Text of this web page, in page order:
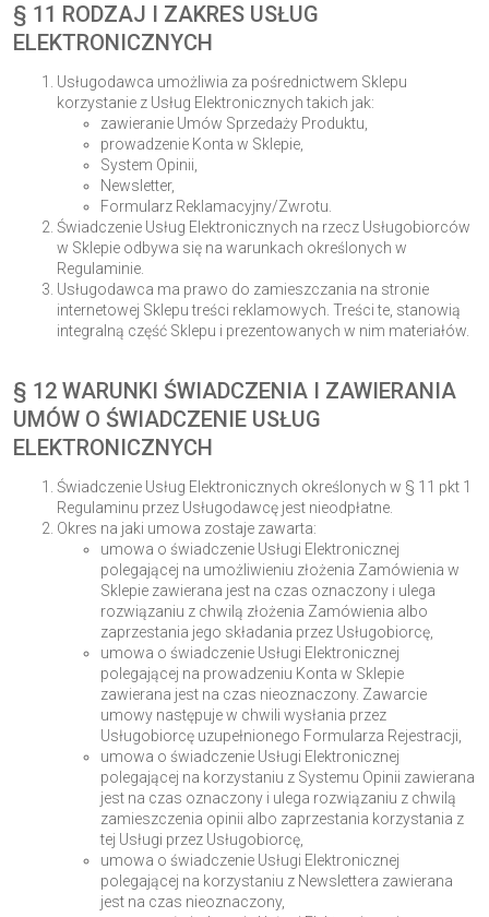
§ 11 RODZAJ I ZAKRES USŁUG
ELEKTRONICZNYCH
Usługodawca umożliwia za pośrednictwem Sklepu
korzystanie z Usług Elektronicznych takich jak:
zawieranie Umów Sprzedaży Produktu,
prowadzenie Konta w Sklepie,
System Opinii,
Newsletter,
Formularz Reklamacyjny/Zwrotu.
Świadczenie Usług Elektronicznych na rzecz Usługobiorców
w Sklepie odbywa się na warunkach określonych w
Regulaminie.
Usługodawca ma prawo do zamieszczania na stronie
internetowej Sklepu treści reklamowych. Treści te, stanowią
integralną część Sklepu i prezentowanych w nim materiałów.
§ 12 WARUNKI ŚWIADCZENIA I ZAWIERANIA
UMÓW O ŚWIADCZENIE USŁUG
ELEKTRONICZNYCH
Świadczenie Usług Elektronicznych określonych w § 11 pkt 1
Regulaminu przez Usługodawcę jest nieodpłatne.
Okres na jaki umowa zostaje zawarta:
umowa o świadczenie Usługi Elektronicznej
polegającej na umożliwieniu złożenia Zamówienia w
Sklepie zawierana jest na czas oznaczony i ulega
rozwiązaniu z chwilą złożenia Zamówienia albo
zaprzestania jego składania przez Usługobiorcę,
umowa o świadczenie Usługi Elektronicznej
polegającej na prowadzeniu Konta w Sklepie
zawierana jest na czas nieoznaczony. Zawarcie
umowy następuje w chwili wysłania przez
Usługobiorcę uzupełnionego Formularza Rejestracji,
umowa o świadczenie Usługi Elektronicznej
polegającej na korzystaniu z Systemu Opinii zawierana
jest na czas oznaczony i ulega rozwiązaniu z chwilą
zamieszczenia opinii albo zaprzestania korzystania z
tej Usługi przez Usługobiorcę,
umowa o świadczenie Usługi Elektronicznej
polegającej na korzystaniu z Newslettera zawierana
jest na czas nieoznaczony,